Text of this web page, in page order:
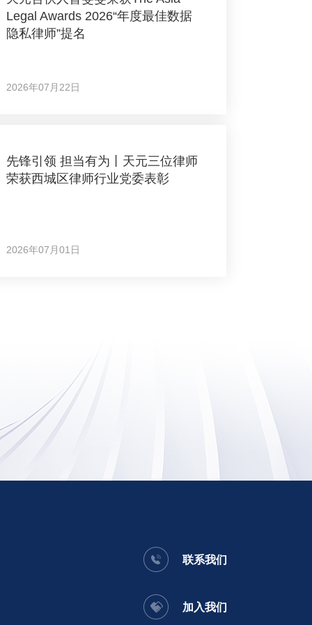
Legal Awards 2026“年度最佳数据
隐私律师”提名
2026年07月22日
先锋引领 担当有为丨天元三位律师
荣获西城区律师行业党委表彰
2026年07月01日
联系我们
加入我们